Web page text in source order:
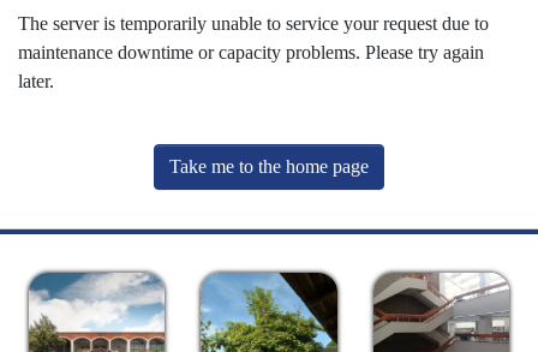
The server is temporarily unable to service your request due to
maintenance downtime or capacity problems. Please try again
later.
Take me to the home page